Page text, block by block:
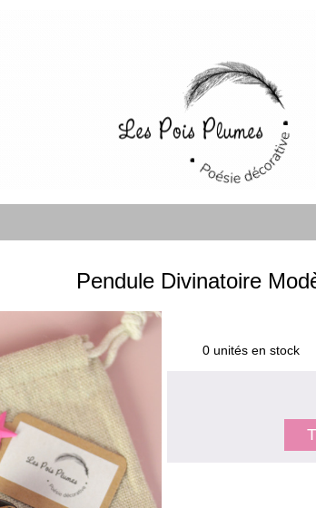
Pendule Divinatoire
0 unités en stock